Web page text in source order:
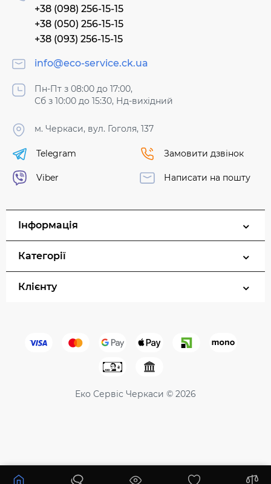
+38 (098) 256-15-15
+38 (050) 256-15-15
+38 (093) 256-15-15
info@eco-service.ck.ua
Пн-Пт з 08:00 до 17:00,
Сб з 10:00 до 15:30, Нд-вихідний
м. Черкаси, вул. Гоголя, 137
Telegram
Viber
Замовити дзвінок
Написати на пошту
Інформація
Категорії
Клієнту
Еко Сервіс Черкаси © 2026